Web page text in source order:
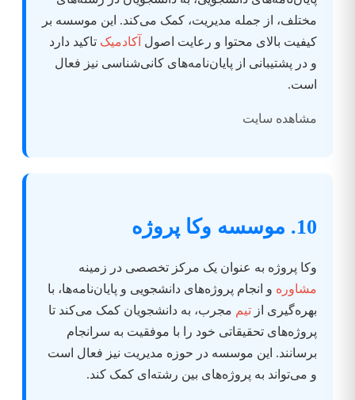
مختلف، از جمله مدیریت، کمک می‌کند. این موسسه بر
کیفیت بالای محتوا و رعایت اصول آکادمیک تاکید دارد
و در پشتیبانی از پایان‌نامه‌های کانی‌شناسی نیز فعال
است.
مشاهده سایت
10. موسسه وکا پروژه
وکا پروژه به عنوان یک مرکز تخصصی در زمینه
مشاوره و انجام پروژه‌های دانشجویی و پایان‌نامه‌ها، با
بهره‌گیری از تیم مجرب، به دانشجویان کمک می‌کند تا
پروژه‌های تحقیقاتی خود را با موفقیت به سرانجام
برسانند. این موسسه در حوزه مدیریت نیز فعال است
و می‌تواند به پروژه‌های بین رشته‌ای کمک کند.